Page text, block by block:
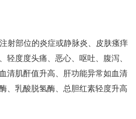
射部位的炎症或静脉炎、皮肤瘙痒
轻度度头痛、恶心、呕吐、腹泻、
清肌酐值升高、肝功能异常如血清
、乳酸脱氢酶、总胆红素轻度升高